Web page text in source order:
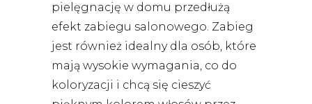
pielęgnację w domu przedłużą
efekt zabiegu salonowego. Zabieg
jest również idealny dla osób, które
mają wysokie wymagania, co do
koloryzacji i chcą się cieszyć